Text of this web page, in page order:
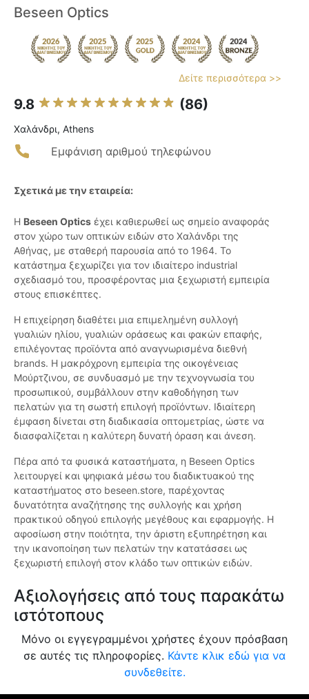
Beseen Optics
Δείτε περισσότερα >>
9.8 (86)
Χαλάνδρι, Athens
Εμφάνιση αριθμού τηλεφώνου
Σχετικά με την εταιρεία:
Η Beseen Optics έχει καθιερωθεί ως σημείο αναφοράς
στον χώρο των οπτικών ειδών στο Χαλάνδρι της
Αθήνας, με σταθερή παρουσία από το 1964. Το
κατάστημα ξεχωρίζει για τον ιδιαίτερο industrial
σχεδιασμό του, προσφέροντας μια ξεχωριστή εμπειρία
στους επισκέπτες.
Η επιχείρηση διαθέτει μια επιμελημένη συλλογή
γυαλιών ηλίου, γυαλιών οράσεως και φακών επαφής,
επιλέγοντας προϊόντα από αναγνωρισμένα διεθνή
brands. Η μακρόχρονη εμπειρία της οικογένειας
Μούρτζινου, σε συνδυασμό με την τεχνογνωσία του
προσωπικού, συμβάλλουν στην καθοδήγηση των
πελατών για τη σωστή επιλογή προϊόντων. Ιδιαίτερη
έμφαση δίνεται στη διαδικασία οπτομετρίας, ώστε να
διασφαλίζεται η καλύτερη δυνατή όραση και άνεση.
Πέρα από τα φυσικά καταστήματα, η Beseen Optics
λειτουργεί και ψηφιακά μέσω του διαδικτυακού της
καταστήματος στο beseen.store, παρέχοντας
δυνατότητα αναζήτησης της συλλογής και χρήση
πρακτικού οδηγού επιλογής μεγέθους και εφαρμογής. Η
αφοσίωση στην ποιότητα, την άριστη εξυπηρέτηση και
την ικανοποίηση των πελατών την κατατάσσει ως
ξεχωριστή επιλογή στον κλάδο των οπτικών ειδών.
Αξιολογήσεις από τους παρακάτω
ιστότοπους
Μόνο οι εγγεγραμμένοι χρήστες έχουν πρόσβαση
σε αυτές τις πληροφορίες. Κάντε κλικ εδώ για να
συνδεθείτε.